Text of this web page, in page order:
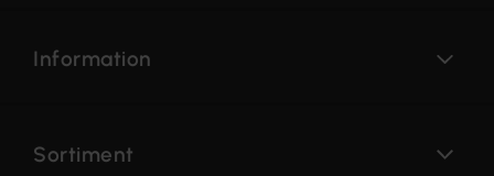
Information
Sortiment